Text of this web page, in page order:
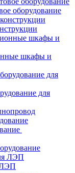
оборудование
шкафы и
для
ЛЭП